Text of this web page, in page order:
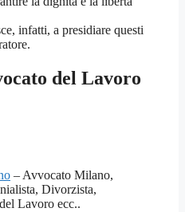
infatti, a presidiare questi
del Lavoro
– Avvocato Milano,
Divorzista,
Lavoro ecc..